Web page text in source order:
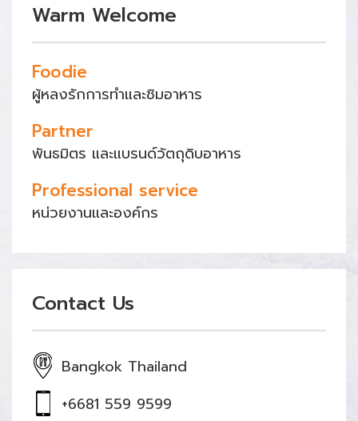
Warm Welcome
Foodie
ผู้หลงรักการทำและชิมอาหาร
Partner
พันธมิตร และแบรนด์วัตถุดิบอาหาร
Professional service
หน่วยงานและองค์กร
Contact Us
Bangkok Thailand
+6681 559 9599